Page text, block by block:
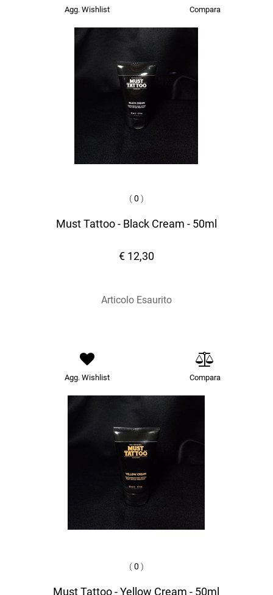
Agg. Wishlist Compara
(0 )
Must Tattoo - Black Cream - 50ml
€ 12,30
Articolo Esaurito
Agg. Wishlist Compara
(0 )
Must Tattoo - Yellow Cream - 50ml